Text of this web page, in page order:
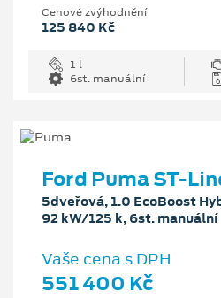
Cenové zvýhodnění
125 840 Kč
1 l
6st. manuální
Ford Puma ST-
5dveřová, 1.0 EcoBoost
92 kW/125 k, 6st. manuální
Vaše cena s DPH
551 400 Kč